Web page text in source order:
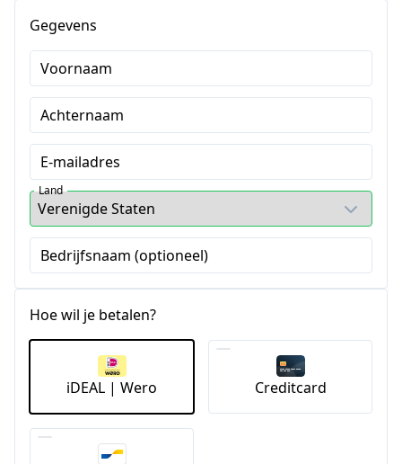
Gegevens
Voornaam
Achternaam
E-mailadres
Land
Bedrijfsnaam (optioneel)
Hoe wil je betalen?
iDEAL | Wero Creditcard